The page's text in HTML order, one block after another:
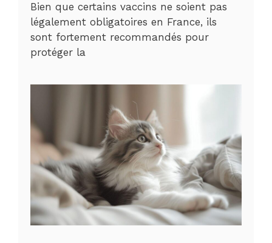
Bien que certains vaccins ne soient pas
légalement obligatoires en France, ils
sont fortement recommandés pour
protéger la